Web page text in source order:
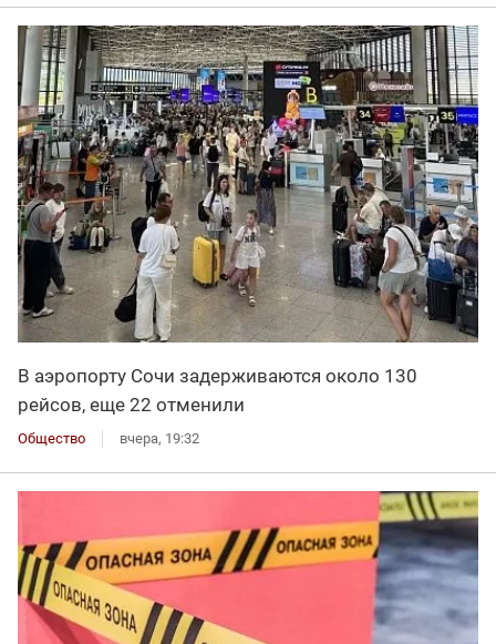
В аэропорту Сочи задерживаются около 130
рейсов, еще 22 отменили
Общество вчера, 19:32